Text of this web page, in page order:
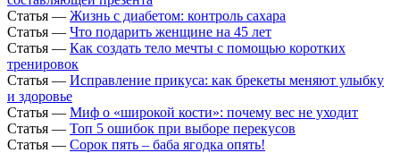
Статья — Жизнь с диабетом: контроль сахара
Статья — Что подарить женщине на 45 лет
Статья — Как создать тело мечты с помощью коротких
тренировок
Статья — Исправление прикуса: как брекеты меняют улыбку
и здоровье
Статья — Миф о «широкой кости»: почему вес не уходит
Статья — Топ 5 ошибок при выборе перекусов
Статья — Сорок пять – баба ягодка опять!